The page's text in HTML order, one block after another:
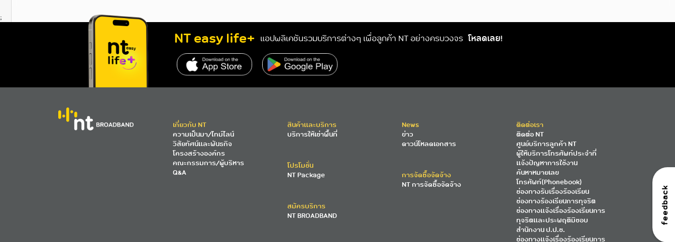
https://www.nteservice.com/eservice
;
feedback
NT easy life+ แอปพลิเคชันรวมบริการต่างๆ เพื่อลูกค้า NT อย่างครบวงจร โหลดเลย!
เกี่ยวกับ NT
ความเป็นมา/ไทม์ไลน์
วิสัยทัศน์และพันธกิจ
โครงสร้างองค์กร
คณะกรรมการ/ผู้บริหาร
Q&A
สินค้าและบริการ
บริการให้เช่าพื้นที่
โปรโมชั่น
NT Package
สมัครบริการ
NT BROADBAND
News
ข่าว
ดาวน์โหลดเอกสาร
การจัดซื้อจัดจ้าง
NT การจัดซื้อจัดจ้าง
ติดต่อเรา
ติดต่อ NT
ศูนย์บริการลูกค้า NT
ผู้ให้บริการโทรศัพท์ประจำที่
แจ้งปัญหาการใช้งาน
ค้นหาหมายเลข
โทรศัพท์(Phonebook)
ช่องทางรับเรื่องร้องเรียน
ช่องทางร้องเรียนการทุจริต
ช่องทางแจ้งเรื่องร้องเรียนการ
ทุจริตและประพฤติมิชอบ
สำนักงาน ป.ป.ช.
ช่องทางแจ้งเรื่องร้องเรียนการ